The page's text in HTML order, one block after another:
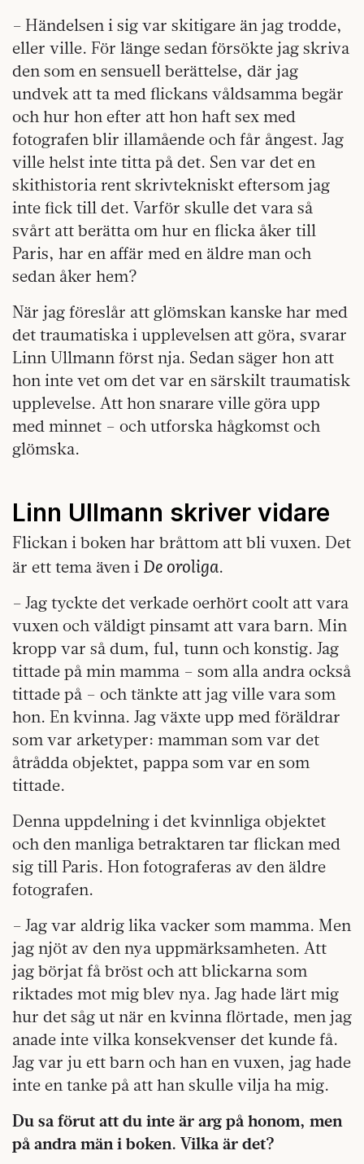
– Händelsen i sig var skitigare än jag trodde,
eller ville. För länge sedan försökte jag skriva
den som en sensuell berättelse, där jag
undvek att ta med flickans våldsamma begär
och hur hon efter att hon haft sex med
fotografen blir illamående och får ångest. Jag
ville helst inte titta på det. Sen var det en
skithistoria rent skrivtekniskt eftersom jag
inte fick till det. Varför skulle det vara så
svårt att berätta om hur en flicka åker till
Paris, har en affär med en äldre man och
sedan åker hem?
När jag föreslår att glömskan kanske har med
det traumatiska i upplevelsen att göra, svarar
Linn Ullmann först nja. Sedan säger hon att
hon inte vet om det var en särskilt traumatisk
upplevelse. Att hon snarare ville göra upp
med minnet – och utforska hågkomst och
glömska.
Linn Ullmann skriver vidare
Flickan i boken har bråttom att bli vuxen. Det
är ett tema även i De oroliga.
– Jag tyckte det verkade oerhört coolt att vara
vuxen och väldigt pinsamt att vara barn. Min
kropp var så dum, ful, tunn och konstig. Jag
tittade på min mamma – som alla andra också
tittade på – och tänkte att jag ville vara som
hon. En kvinna. Jag växte upp med föräldrar
som var arketyper: mamman som var det
åtrådda objektet, pappa som var en som
tittade.
Denna uppdelning i det kvinnliga objektet
och den manliga betraktaren tar flickan med
sig till Paris. Hon fotograferas av den äldre
fotografen.
– Jag var aldrig lika vacker som mamma. Men
jag njöt av den nya uppmärksamheten. Att
jag börjat få bröst och att blickarna som
riktades mot mig blev nya. Jag hade lärt mig
hur det såg ut när en kvinna flörtade, men jag
anade inte vilka konsekvenser det kunde få.
Jag var ju ett barn och han en vuxen, jag hade
inte en tanke på att han skulle vilja ha mig.
Du sa förut att du inte är arg på honom, men
på andra män i boken. Vilka är det?